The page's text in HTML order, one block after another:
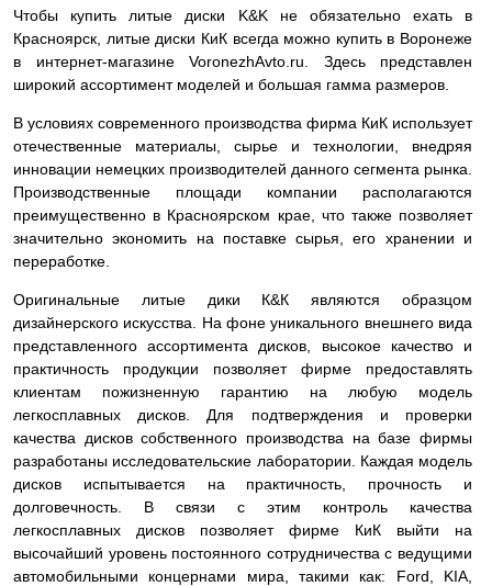
Чтобы купить литые диски K&K не обязательно ехать в
Красноярск, литые диски КиК всегда можно купить в Воронеже
в интернет-магазине VoronezhAvto.ru. Здесь представлен
широкий ассортимент моделей и большая гамма размеров.
В условиях современного производства фирма КиК использует
отечественные материалы, сырье и технологии, внедряя
инновации немецких производителей данного сегмента рынка.
Производственные площади компании располагаются
преимущественно в Красноярском крае, что также позволяет
значительно экономить на поставке сырья, его хранении и
переработке.
Оригинальные литые дики К&К являются образцом
дизайнерского искусства. На фоне уникального внешнего вида
представленного ассортимента дисков, высокое качество и
практичность продукции позволяет фирме предоставлять
клиентам пожизненную гарантию на любую модель
легкосплавных дисков. Для подтверждения и проверки
качества дисков собственного производства на базе фирмы
разработаны исследовательские лаборатории. Каждая модель
дисков испытывается на практичность, прочность и
долговечность. В связи с этим контроль качества
легкосплавных дисков позволяет фирме КиК выйти на
высочайший уровень постоянного сотрудничества с ведущими
автомобильными концернами мира, такими как: Ford, KIA,